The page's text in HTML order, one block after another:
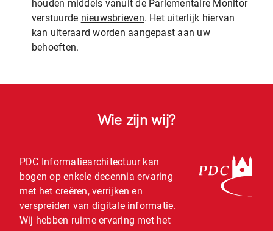
houden middels vanuit de Parlementaire Monitor
verstuurde nieuwsbrieven. Het uiterlijk hiervan
kan uiteraard worden aangepast aan uw
behoeften.
Wie zijn wij?
PDC Informatiearchitectuur kan
bogen op enkele decennia ervaring
met het creëren, verrijken en
verspreiden van digitale informatie.
Wij hebben ruime ervaring met het